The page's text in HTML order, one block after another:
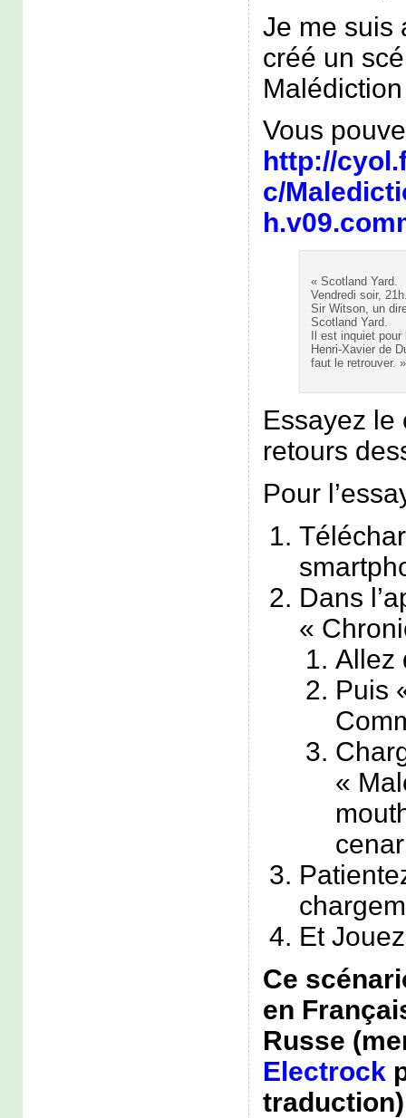
Je me suis
créé un
Vous
http://
c/
« Scotland Yard.
Vendredi soir,
Sir Witson, un
Scotland Yard.
Il est inquiet
Henri-Xavier de
faut le retrouver. »
Essayez le
retours
Pour
Dans
«
Allez
Puis
«
Et
Ce
en
Russe
Electrock
traduction)